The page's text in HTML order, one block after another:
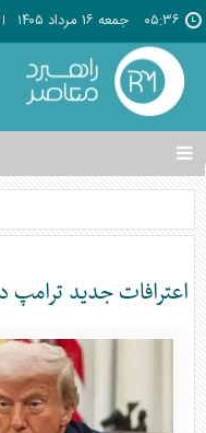
۰۵:۳۶ جمعه ۱۶ مرداد ۱۴۰۵
تغییر
وضعیت
منوی
ها
اعترافات جدید ترامپ